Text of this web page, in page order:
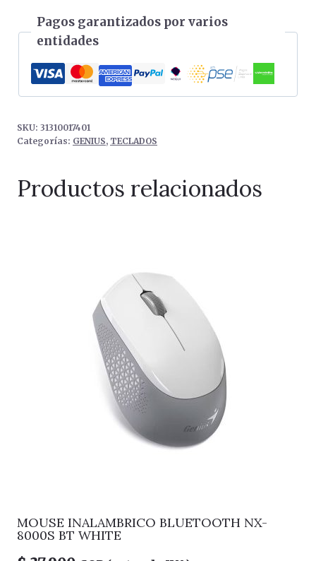
Pagos garantizados por varios
entidades
SKU: 31310017401
Categorías: GENIUS, TECLADOS
Productos relacionados
MOUSE INALAMBRICO BLUETOOTH NX-
8000S BT WHITE